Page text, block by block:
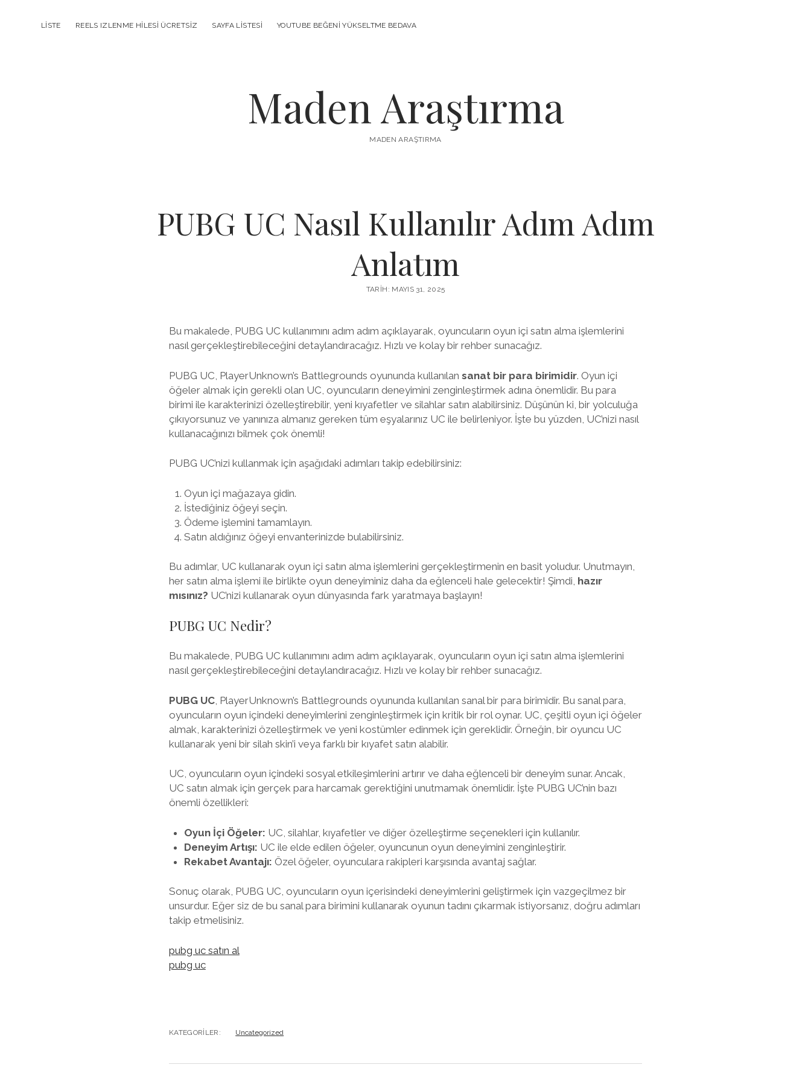
LISTE REELS IZLENME HILESI ÜCRETSIZ SAYFA LISTESI YOUTUBE BEĞENI YÜKSELTME BEDAVA
Maden Araştırma
MADEN ARAŞTIRMA
PUBG UC Nasıl Kullanılır Adım Adım
Anlatım
TARIH: MAYIS 31, 2025
Bu makalede, PUBG UC kullanımını adım adım açıklayarak, oyuncuların oyun içi satın alma işlemlerini
nasıl gerçekleştirebileceğini detaylandıracağız. Hızlı ve kolay bir rehber sunacağız.
PUBG UC, PlayerUnknown’s Battlegrounds oyununda kullanılan sanat bir para birimidir. Oyun içi
öğeler almak için gerekli olan UC, oyuncuların deneyimini zenginleştirmek adına önemlidir. Bu para
birimi ile karakterinizi özelleştirebilir, yeni kıyafetler ve silahlar satın alabilirsiniz. Düşünün ki, bir yolculuğa
çıkıyorsunuz ve yanınıza almanız gereken tüm eşyalarınız UC ile belirleniyor. İşte bu yüzden, UC’nizi nasıl
kullanacağınızı bilmek çok önemli!
PUBG UC’nizi kullanmak için aşağıdaki adımları takip edebilirsiniz:
Oyun içi mağazaya gidin.
İstediğiniz öğeyi seçin.
Ödeme işlemini tamamlayın.
Satın aldığınız öğeyi envanterinizde bulabilirsiniz.
Bu adımlar, UC kullanarak oyun içi satın alma işlemlerini gerçekleştirmenin en basit yoludur. Unutmayın,
her satın alma işlemi ile birlikte oyun deneyiminiz daha da eğlenceli hale gelecektir! Şimdi, hazır
mısınız? UC’nizi kullanarak oyun dünyasında fark yaratmaya başlayın!
PUBG UC Nedir?
Bu makalede, PUBG UC kullanımını adım adım açıklayarak, oyuncuların oyun içi satın alma işlemlerini
nasıl gerçekleştirebileceğini detaylandıracağız. Hızlı ve kolay bir rehber sunacağız.
PUBG UC, PlayerUnknown’s Battlegrounds oyununda kullanılan sanal bir para birimidir. Bu sanal para,
oyuncuların oyun içindeki deneyimlerini zenginleştirmek için kritik bir rol oynar. UC, çeşitli oyun içi öğeler
almak, karakterinizi özelleştirmek ve yeni kostümler edinmek için gereklidir. Örneğin, bir oyuncu UC
kullanarak yeni bir silah skin’i veya farklı bir kıyafet satın alabilir.
UC, oyuncuların oyun içindeki sosyal etkileşimlerini artırır ve daha eğlenceli bir deneyim sunar. Ancak,
UC satın almak için gerçek para harcamak gerektiğini unutmamak önemlidir. İşte PUBG UC’nin bazı
önemli özellikleri:
Oyun İçi Öğeler: UC, silahlar, kıyafetler ve diğer özelleştirme seçenekleri için kullanılır.
Deneyim Artışı: UC ile elde edilen öğeler, oyuncunun oyun deneyimini zenginleştirir.
Rekabet Avantajı: Özel öğeler, oyunculara rakipleri karşısında avantaj sağlar.
Sonuç olarak, PUBG UC, oyuncuların oyun içerisindeki deneyimlerini geliştirmek için vazgeçilmez bir
unsurdur. Eğer siz de bu sanal para birimini kullanarak oyunun tadını çıkarmak istiyorsanız, doğru adımları
takip etmelisiniz.
pubg uc satın al
pubg uc
KATEGORILER: Uncategorized